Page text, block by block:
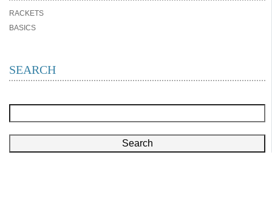
RACKETS
BASICS
SEARCH
Search